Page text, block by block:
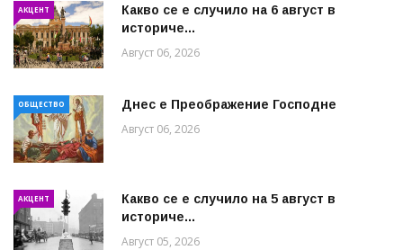
АКЦЕНТ
Какво се е случило на 6 август в
историче...
Август 06, 2026
ОБЩЕСТВО Днес е Преображение Господне
Август 06, 2026
АКЦЕНТ
Какво се е случило на 5 август в
историче...
Август 05, 2026